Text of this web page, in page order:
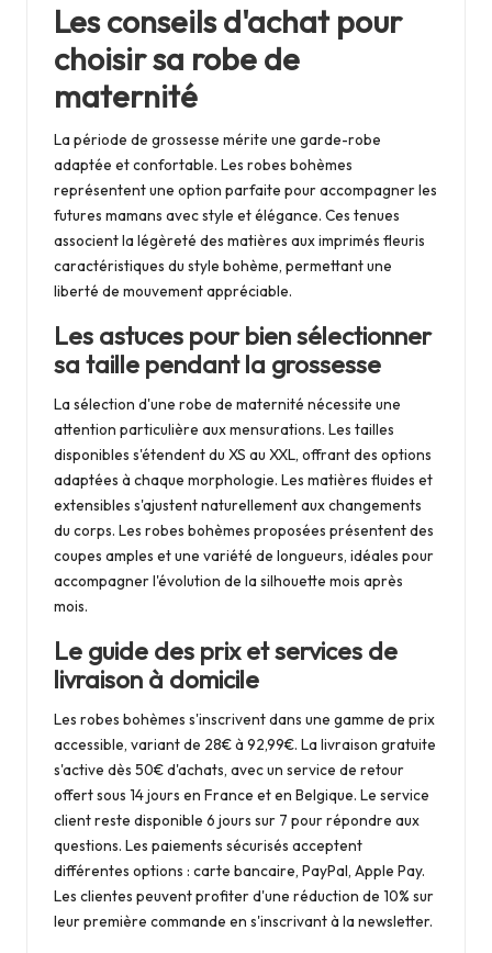
Les conseils d'achat pour
choisir sa robe de
maternité
La période de grossesse mérite une garde-robe
adaptée et confortable. Les robes bohèmes
représentent une option parfaite pour accompagner les
futures mamans avec style et élégance. Ces tenues
associent la légèreté des matières aux imprimés fleuris
caractéristiques du style bohème, permettant une
liberté de mouvement appréciable.
Les astuces pour bien sélectionner
sa taille pendant la grossesse
La sélection d'une robe de maternité nécessite une
attention particulière aux mensurations. Les tailles
disponibles s'étendent du XS au XXL, offrant des options
adaptées à chaque morphologie. Les matières fluides et
extensibles s'ajustent naturellement aux changements
du corps. Les robes bohèmes proposées présentent des
coupes amples et une variété de longueurs, idéales pour
accompagner l'évolution de la silhouette mois après
mois.
Le guide des prix et services de
livraison à domicile
Les robes bohèmes s'inscrivent dans une gamme de prix
accessible, variant de 28€ à 92,99€. La livraison gratuite
s'active dès 50€ d'achats, avec un service de retour
offert sous 14 jours en France et en Belgique. Le service
client reste disponible 6 jours sur 7 pour répondre aux
questions. Les paiements sécurisés acceptent
différentes options : carte bancaire, PayPal, Apple Pay.
Les clientes peuvent profiter d'une réduction de 10% sur
leur première commande en s'inscrivant à la newsletter.